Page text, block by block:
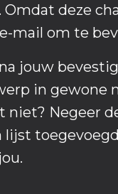
Omdat deze
mail om te
jouw
in gewone
niet? Negeer
lijst